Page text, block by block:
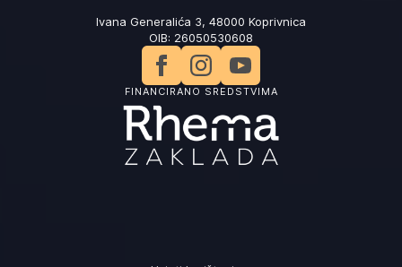
Ivana Generalića 3, 48000 Koprivnica
OIB: 26050530608
FINANCIRANO SREDSTVIMA